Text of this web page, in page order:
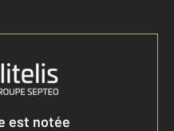
est notée